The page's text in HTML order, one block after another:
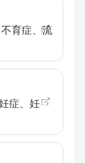
育症、流
症、妊